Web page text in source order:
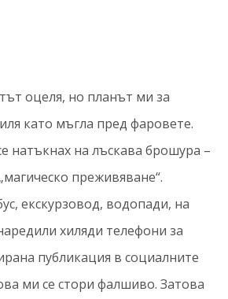
оцеля, но планът ми за
като мъгла пред фаровете.
натъкнах на лъскава брошура –
преживяване“.
екскурзовод, водопади, на
хиляди телефони за
публикация в социалните
ми се стори фалшиво. Затова